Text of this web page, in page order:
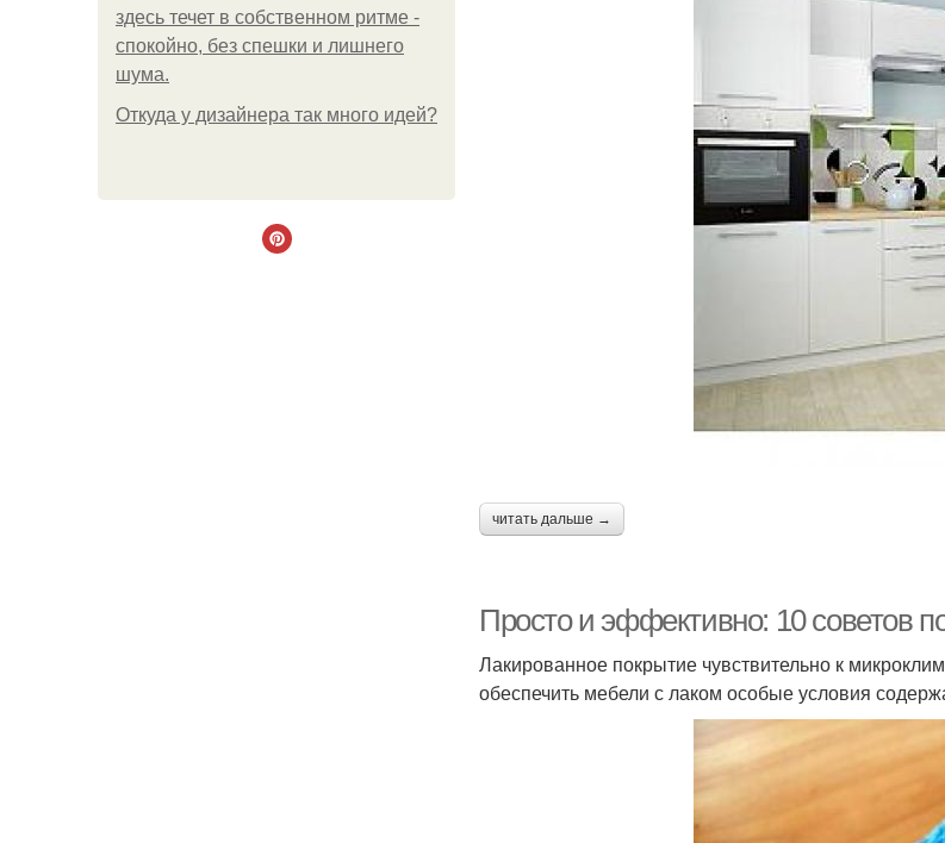
здесь течет в собственном ритме -
спокойно, без спешки и лишнего
шума.
Откуда у дизайнера так много идей?
читать дальше →
Просто и эффективно: 10 советов
Лакированное покрытие чувствительно к
обеспечить мебели с лаком особые условия